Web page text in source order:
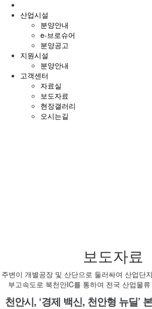
산업시설
분양안내
e-브로슈어
분양공고
지원시설
분양안내
고객센터
자료실
보도자료
현장갤러리
오시는길
보도자료
주변이 개별공장 및 산단으로 둘러싸여 산업단
부고속도로 북천안IC를 통하여 전국 산업물
천안시, ‘경제 백신, 천안형 뉴딜’